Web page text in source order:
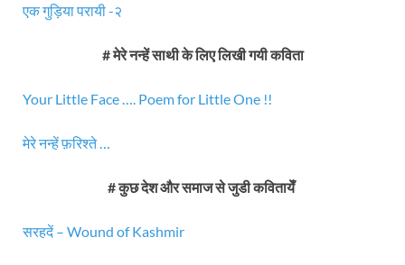
एक गुड़िया परायी -२
# मेरे नन्हें साथी के लिए लिखी गयी कविता
Your Little Face …. Poem for Little One !!
मेरे नन्हें फ़रिश्ते …
# कुछ देश और समाज से जुडी कवितायेँ
सरहदें – Wound of Kashmir